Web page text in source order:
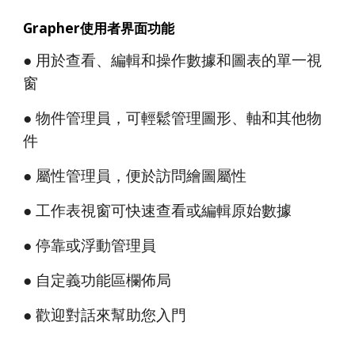
Grapher使用者界面功能
● 用於查看、編輯和操作數據和圖表的單一視
窗
● 物件管理員，可輕鬆管理圖形、軸和其他物
件
● 屬性管理員，便於訪問繪圖屬性
● 工作表視窗可快速查看或編輯原始數據
● 停靠或浮動管理員
● 自定義功能區欄佈局
● 歡迎對話來幫助您入門